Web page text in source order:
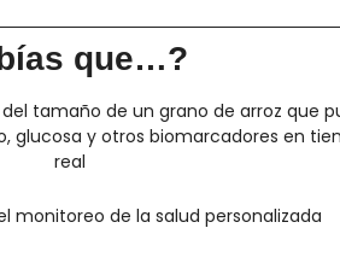
que…?
tamaño de un grano de arroz que
glucosa y otros biomarcadores en
real
monitoreo de la salud personalizada